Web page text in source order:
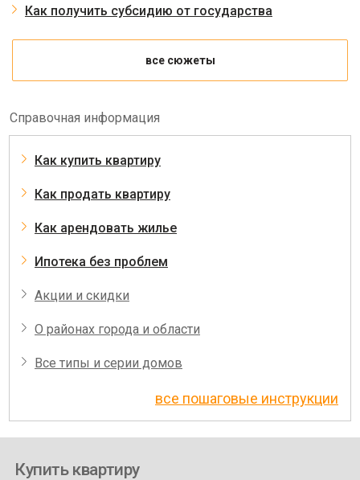
Как получить субсидию от государства
все сюжеты
Справочная информация
Как купить квартиру
Как продать квартиру
Как арендовать жилье
Ипотека без проблем
Акции и скидки
О районах города и области
Все типы и серии домов
все пошаговые инструкции
Купить квартиру